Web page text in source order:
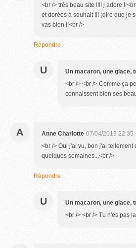
<br /> très beau site !!!! j adore
et dorées à souhait !!! (dire que je
vas bien !!<br />
Répondre
U Un macaron, une glace,
<br /> <br /> Comme ça
connaissent bien ses
A Anne Charlotte 07/04/2013 22:35
<br /> Oui j'ai vu, bon j'ai
quelques semaines...<br />
Répondre
U Un macaron, une glace,
<br /> <br /> Tu n'es pas